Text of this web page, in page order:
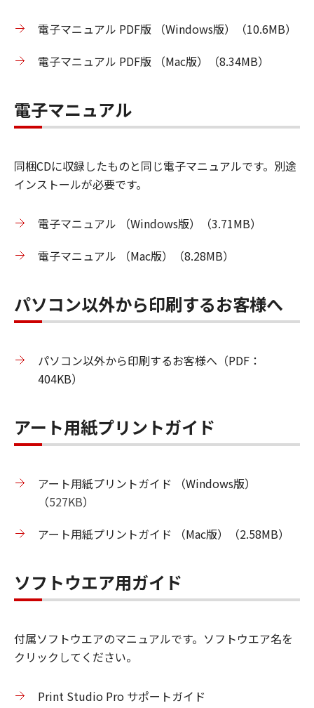
電子マニュアル PDF版 （Windows版）（10.6MB）
電子マニュアル PDF版 （Mac版）（8.34MB）
電子マニュアル
同梱CDに収録したものと同じ電子マニュアルです。別途
インストールが必要です。
電子マニュアル （Windows版）（3.71MB）
電子マニュアル （Mac版）（8.28MB）
パソコン以外から印刷するお客様へ
パソコン以外から印刷するお客様へ（PDF：
404KB）
アート用紙プリントガイド
アート用紙プリントガイド （Windows版）
（527KB）
アート用紙プリントガイド （Mac版）（2.58MB）
ソフトウエア用ガイド
付属ソフトウエアのマニュアルです。ソフトウエア名を
クリックしてください。
Print Studio Pro サポートガイド